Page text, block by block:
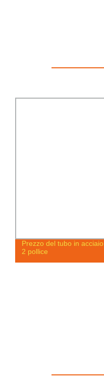
Prezzo del tubo in
2 pollice